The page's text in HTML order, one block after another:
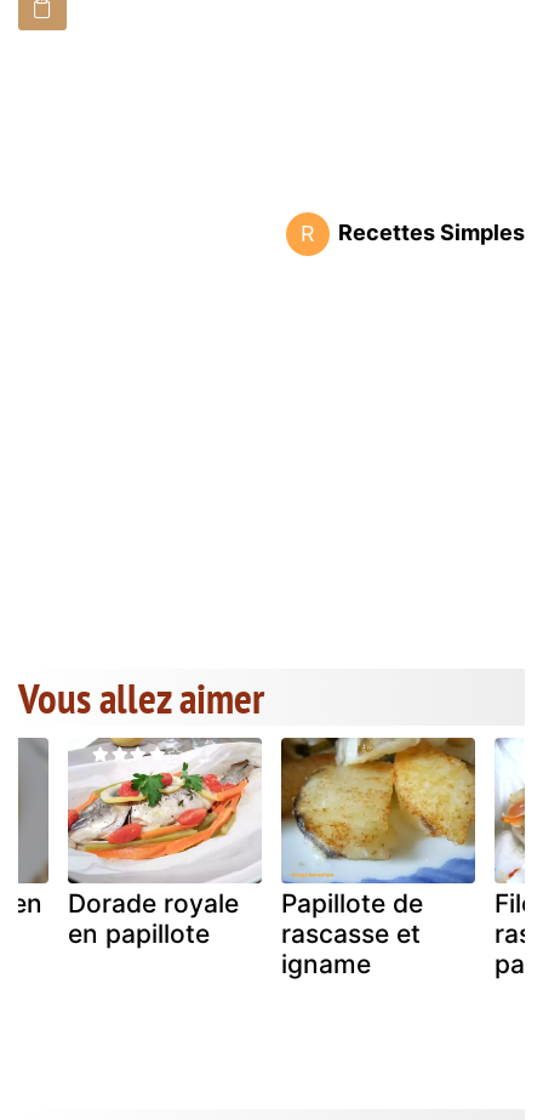
R Recettes Simples
Vous allez aimer
en
Dorade royale
en papillote
Papillote de
rascasse et
igname